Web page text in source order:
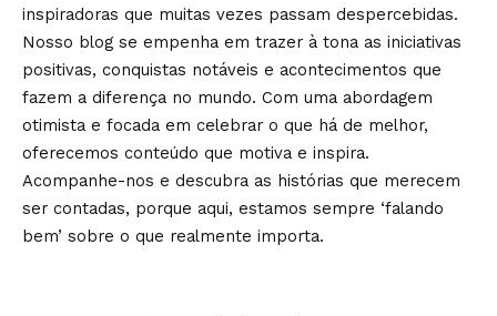
inspiradoras que muitas vezes passam despercebidas.
Nosso blog se empenha em trazer à tona as iniciativas
positivas, conquistas notáveis e acontecimentos que
fazem a diferença no mundo. Com uma abordagem
otimista e focada em celebrar o que há de melhor,
oferecemos conteúdo que motiva e inspira.
Acompanhe-nos e descubra as histórias que merecem
ser contadas, porque aqui, estamos sempre ‘falando
bem’ sobre o que realmente importa.